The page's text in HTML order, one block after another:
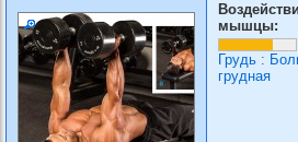
мышцы:
Грудь :
грудная